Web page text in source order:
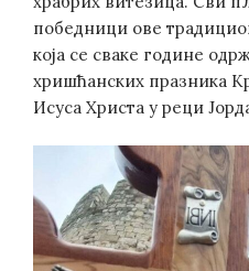
победници ове
која се сваке године
хришћанских празника
Исуса Христа у реци